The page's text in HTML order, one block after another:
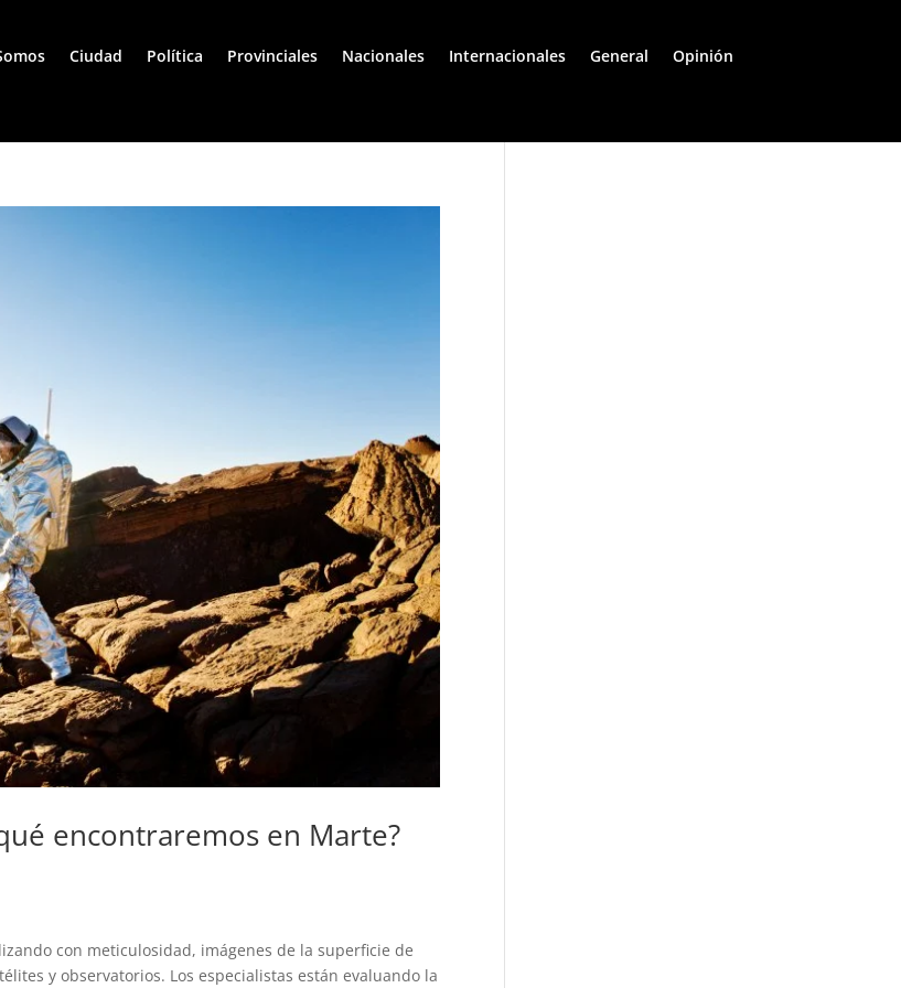
Ciudad Política Provinciales Nacionales Internacionales General Opinión
encontraremos en Marte?
con meticulosidad, imágenes de la superficie de
y observatorios. Los especialistas están evaluando la